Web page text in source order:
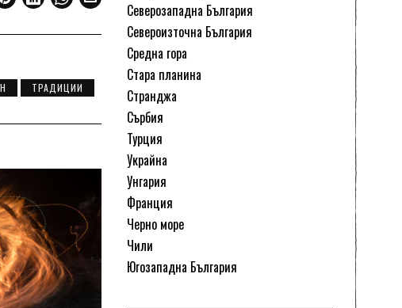
ТРАДИЦИИ
Северозападна България
Североизточна България
Средна гора
Стара планина
Странджа
Сърбия
Турция
Украйна
Унгария
Франция
Черно море
Чили
Югозападна България